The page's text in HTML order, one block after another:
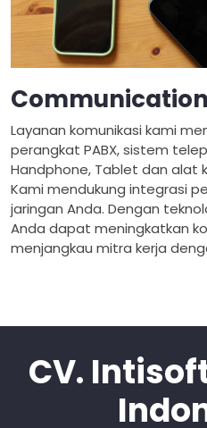
Communication
Layanan komunikasi kami
perangkat PABX, sistem
Handphone, Tablet dan alat
Kami mendukung integrasi
jaringan Anda. Dengan
Anda dapat meningkatkan
menjangkau mitra kerja
CV.